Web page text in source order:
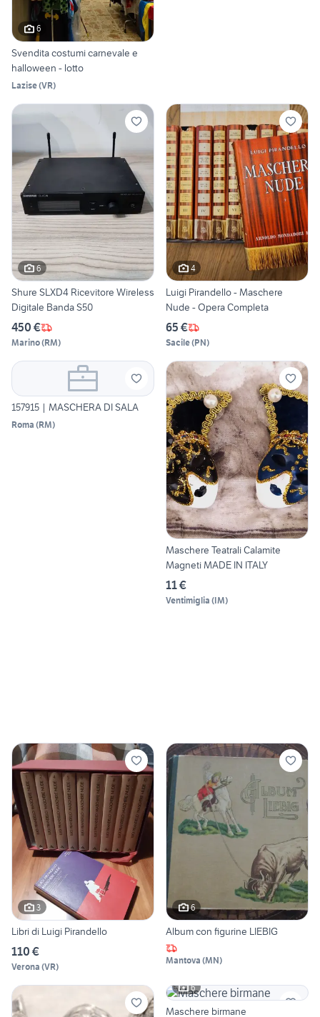
6
Svendita costumi carnevale e
halloween - lotto
Lazise(VR)
6
Shure SLXD4 Ricevitore Wireless
Digitale Banda S50
450 €
Marino(RM)
4
Luigi Pirandello - Maschere
Nude - Opera Completa
65 €
Sacile(PN)
157915 | MASCHERA DI SALA
Roma (RM)
Maschere Teatrali Calamite
Magneti MADE IN ITALY
11 €
Ventimiglia (IM)
3
Libri di Luigi Pirandello
110 €
Verona (VR)
6
Album con figurine LIEBIG
Mantova (MN)
6
Maschere birmane